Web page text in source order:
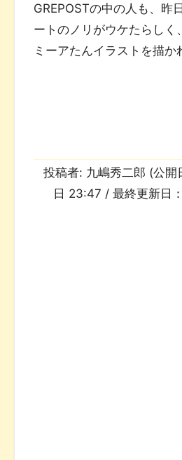
GREPOSTの中の人も、昨
ートのノリがウケたらしく、
ミーアたんイラストを描か
投稿者: 九嶋秀二郎 (公開
日 23:47 / 最終更新日：